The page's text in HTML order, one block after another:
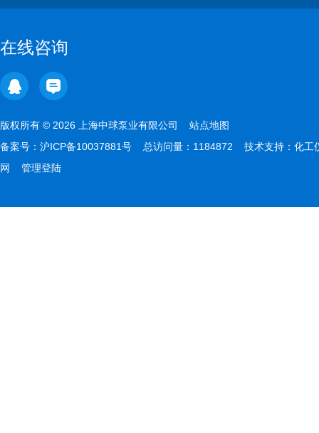
在线咨询
版权所有 © 2026 上海中球泵业有限公司 站点地图
备案号： 沪ICP备10037881号 总访问量：1184872 技术支持： 化工
网
管理登陆